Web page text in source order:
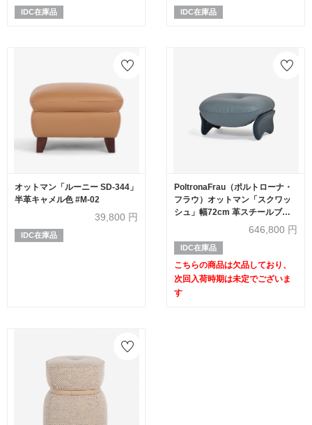
IDC在庫品 IDC在庫品
オットマン「ルーニー SD-344」
半革キャメル色 #M-02
39,800 円
IDC在庫品
PoltronaFrau（ポルトローナ・
フラウ）オットマン「スクワッ
シュ」幅72cm 革スチールブル
ー色/ミネラルブルー色【次回入
646,800 円
IDC在庫品
こちらの商品は欠品しており、
次回入荷時期は未定でございま
す